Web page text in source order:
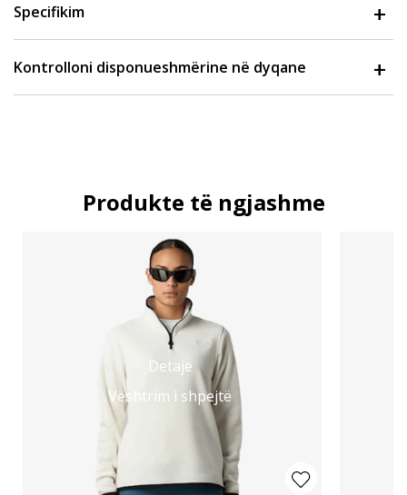
Specifikim
Kontrolloni disponueshmërine në dyqane
Produkte të ngjashme
Detaje
Vështrim i shpejtë